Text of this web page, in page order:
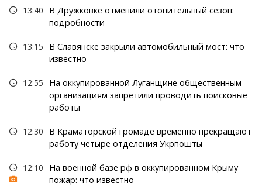
13:40
В Дружковке отменили отопительный сезон:
подробности
13:15
В Славянске закрыли автомобильный мост: что
известно
12:55
На оккупированной Луганщине общественным
организациям запретили проводить поисковые
работы
12:30
В Краматорской громаде временно прекращают
работу четыре отделения Укрпошты
12:10
На военной базе рф в оккупированном Крыму
пожар: что известно